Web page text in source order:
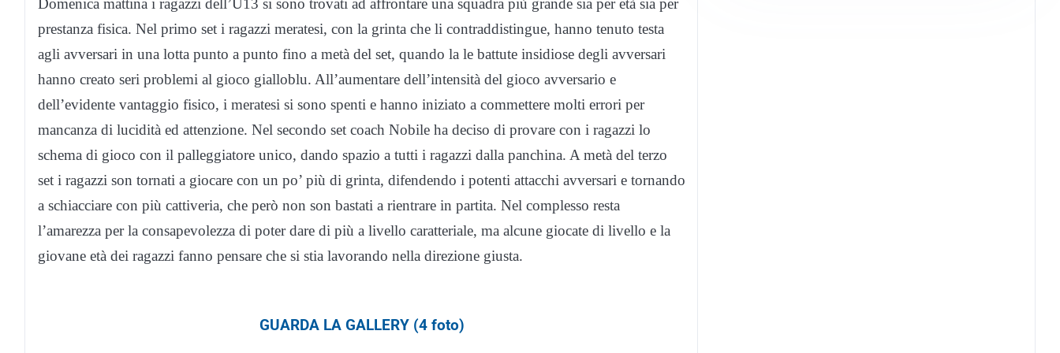
Domenica mattina i ragazzi dell’U13 si sono trovati ad affrontare una squadra più grande sia per età sia per
prestanza fisica. Nel primo set i ragazzi meratesi, con la grinta che li contraddistingue, hanno tenuto testa
agli avversari in una lotta punto a punto fino a metà del set, quando la le battute insidiose degli avversari
hanno creato seri problemi al gioco gialloblu. All’aumentare dell’intensità del gioco avversario e
dell’evidente vantaggio fisico, i meratesi si sono spenti e hanno iniziato a commettere molti errori per
mancanza di lucidità ed attenzione. Nel secondo set coach Nobile ha deciso di provare con i ragazzi lo
schema di gioco con il palleggiatore unico, dando spazio a tutti i ragazzi dalla panchina. A metà del terzo
set i ragazzi son tornati a giocare con un po’ più di grinta, difendendo i potenti attacchi avversari e tornando
a schiacciare con più cattiveria, che però non son bastati a rientrare in partita. Nel complesso resta
l’amarezza per la consapevolezza di poter dare di più a livello caratteriale, ma alcune giocate di livello e la
giovane età dei ragazzi fanno pensare che si stia lavorando nella direzione giusta.
GUARDA LA GALLERY (4 foto)